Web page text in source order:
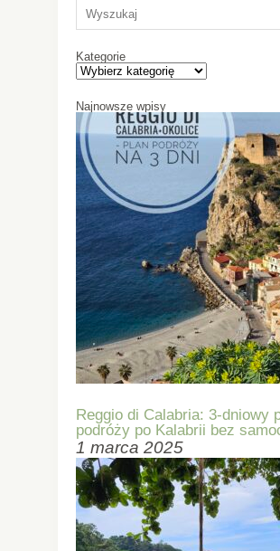
Kategorie
Najnowsze wpisy
Reggio di Calabria: 3-dniowy
podróży po Kalabrii bez
1 marca 2025